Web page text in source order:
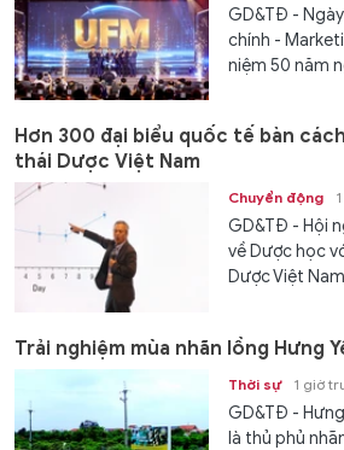
GD&TĐ -
chính -
niệm 50 năm
Hơn 300 đại biểu quốc tế bàn
thái Dược Việt Nam
Chuyển động
GD&TĐ - Hội
về Dược học
Dược Việt
Trải nghiệm mùa nhãn lồng Hưng
Thời sự 1 giờ
GD&TĐ -
là thủ phủ